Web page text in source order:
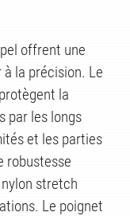
offrent une
la précision. Le
la
par les longs
et les parties
robustesse
stretch
Le poignet